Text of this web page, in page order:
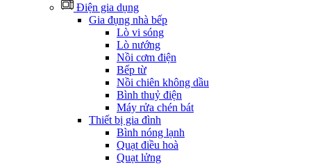
Điện gia dụng
Gia đụng nhà bếp
Lò vi sóng
Lò nướng
Nồi cơm điện
Bếp từ
Nồi chiên không dầu
Bình thuỷ điện
Máy rửa chén bát
Thiết bị gia đình
Bình nóng lạnh
Quạt điều hoà
Quạt lửng